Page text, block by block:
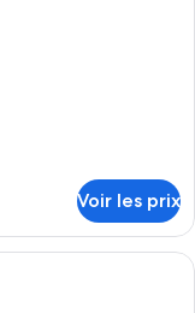
Voir les prix